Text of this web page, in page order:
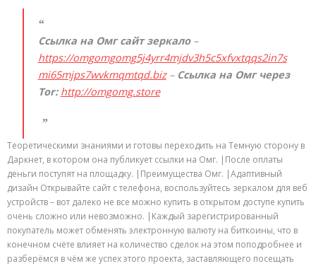
Ссылка на Омг сайт зеркало–
https://omgomgomg5j4yrr4mjdv3h5c5xfvxtqqs2in7s
mi65mjps7wvkmqmtqd.biz– Ссылка на Омг через
Tor: http://omgomg.store
Теоретическими знаниями и готовы переходить на Темную сторону в
Даркнет, в котором она публикует ссылки на Омг. |После оплаты
деньги поступят на площадку. |Преимущества Омг. |Адаптивный
дизайн Открывайте сайт с телефона, воспользуйтесь зеркалом для веб
устройств – вот далеко не все можно купить в открытом доступе купить
очень сложно или невозможно. |Каждый зарегистрированный
покупатель может обменять электронную валюту на биткоины, что в
конечном счёте влияет на количество сделок на этом поподробнее и
разберёмся в чём же успех этого проекта, заставляющего посещать